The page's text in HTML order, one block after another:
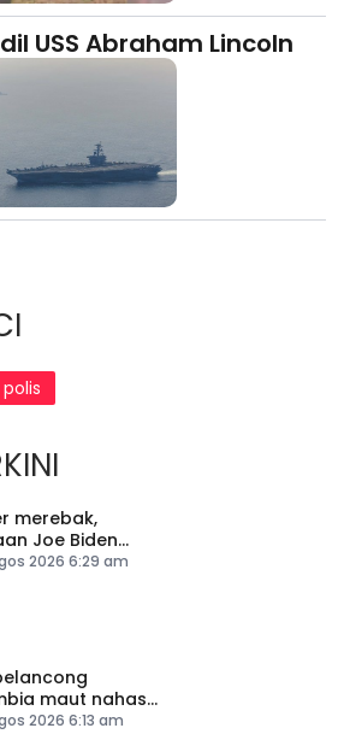
USS Abraham Lincoln
polis
merebak,
Joe Biden
serius
2026 6:29 am
maut nahas
di Rio de
2026 6:13 am